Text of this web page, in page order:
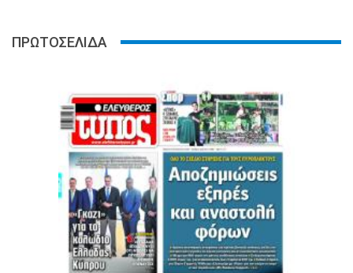
ΠΡΩΤΟΣΕΛΙΔΑ